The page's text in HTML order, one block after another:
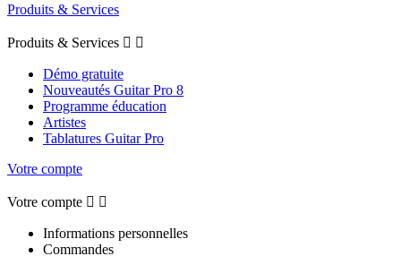
Produits & Services
Produits & Services  
Démo gratuite
Nouveautés Guitar Pro 8
Programme éducation
Artistes
Tablatures Guitar Pro
Votre compte
Votre compte  
Informations personnelles
Commandes